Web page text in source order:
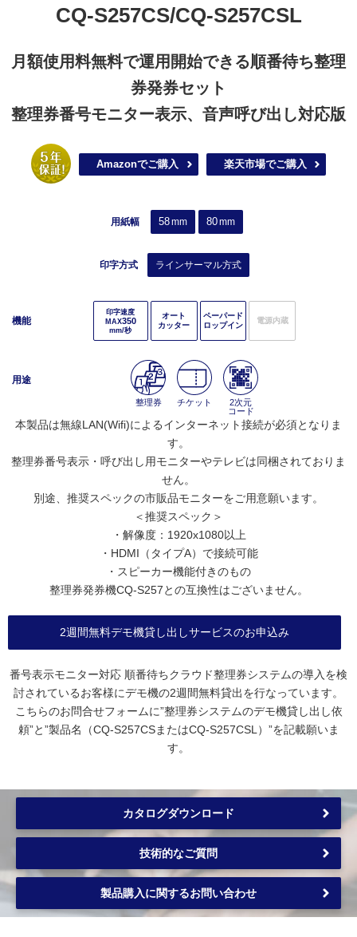
CQ-S257CS/CQ-S257CSL
月額使用料無料で運用開始できる順番待ち整理
券発券セット
整理券番号モニター表示、音声呼び出し対応版
Amazonでご購入 楽天市場でご購入
用紙幅 58mm 80mm
印字方式 ラインサーマル方式
機能
印字速度
MAX350
mm/秒
オート
カッター
ペーパード
ロップイン
電源内蔵
用途
整理券 チケット
2次元
コード
本製品は無線LAN(Wifi)によるインターネット接続が必須となりま
す。
整理券番号表示・呼び出し用モニターやテレビは同梱されておりま
せん。
別途、推奨スペックの市販品モニターをご用意願います。
＜推奨スペック＞
・解像度：1920x1080以上
・HDMI（タイプA）で接続可能
・スピーカー機能付きのもの
整理券発券機CQ-S257との互換性はございません。
2週間無料デモ機貸し出しサービスのお申込み
番号表示モニター対応 順番待ちクラウド整理券システムの導入を検
討されているお客様にデモ機の2週間無料貸出を行なっています。
こちらのお問合せフォームに”整理券システムのデモ機貸し出し依
頼”と”製品名（CQ-S257CSまたはCQ-S257CSL）”を記載願いま
す。
カタログダウンロード
技術的なご質問
製品購入に関するお問い合わせ